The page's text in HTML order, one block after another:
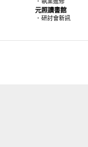
執業進修
元照讀書館
． 研討會新訊